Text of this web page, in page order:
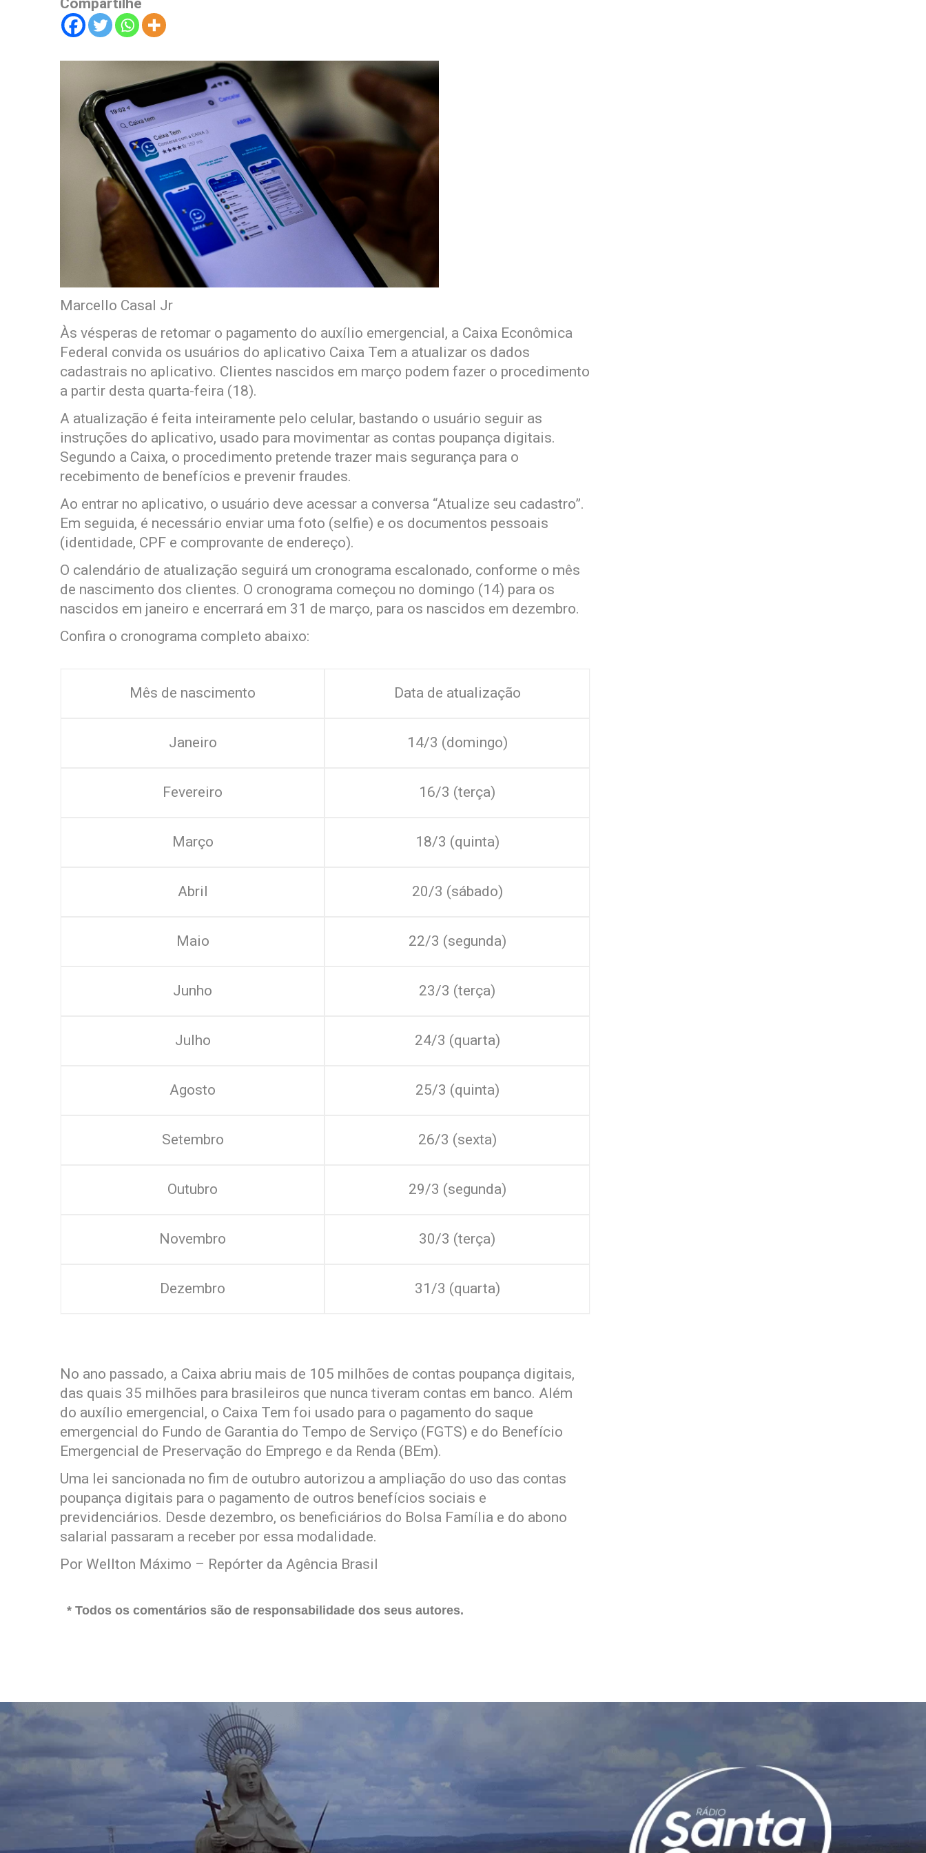
Compartilhe
Marcello Casal Jr
Às vésperas de retomar o pagamento do auxílio emergencial, a Caixa Econômica
Federal convida os usuários do aplicativo Caixa Tem a atualizar os dados
cadastrais no aplicativo. Clientes nascidos em março podem fazer o procedimento
a partir desta quarta-feira (18).
A atualização é feita inteiramente pelo celular, bastando o usuário seguir as
instruções do aplicativo, usado para movimentar as contas poupança digitais.
Segundo a Caixa, o procedimento pretende trazer mais segurança para o
recebimento de benefícios e prevenir fraudes.
Ao entrar no aplicativo, o usuário deve acessar a conversa “Atualize seu cadastro”.
Em seguida, é necessário enviar uma foto (selfie) e os documentos pessoais
(identidade, CPF e comprovante de endereço).
O calendário de atualização seguirá um cronograma escalonado, conforme o mês
de nascimento dos clientes. O cronograma começou no domingo (14) para os
nascidos em janeiro e encerrará em 31 de março, para os nascidos em dezembro.
Confira o cronograma completo abaixo:
Mês de nascimento Data de atualização
Janeiro 14/3 (domingo)
Fevereiro 16/3 (terça)
Março 18/3 (quinta)
Abril 20/3 (sábado)
Maio 22/3 (segunda)
Junho 23/3 (terça)
Julho 24/3 (quarta)
Agosto 25/3 (quinta)
Setembro 26/3 (sexta)
Outubro 29/3 (segunda)
Novembro 30/3 (terça)
Dezembro 31/3 (quarta)
No ano passado, a Caixa abriu mais de 105 milhões de contas poupança digitais,
das quais 35 milhões para brasileiros que nunca tiveram contas em banco. Além
do auxílio emergencial, o Caixa Tem foi usado para o pagamento do saque
emergencial do Fundo de Garantia do Tempo de Serviço (FGTS) e do Benefício
Emergencial de Preservação do Emprego e da Renda (BEm).
Uma lei sancionada no fim de outubro autorizou a ampliação do uso das contas
poupança digitais para o pagamento de outros benefícios sociais e
previdenciários. Desde dezembro, os beneficiários do Bolsa Família e do abono
salarial passaram a receber por essa modalidade.
Por Wellton Máximo – Repórter da Agência Brasil
* Todos os comentários são de responsabilidade dos seus autores.